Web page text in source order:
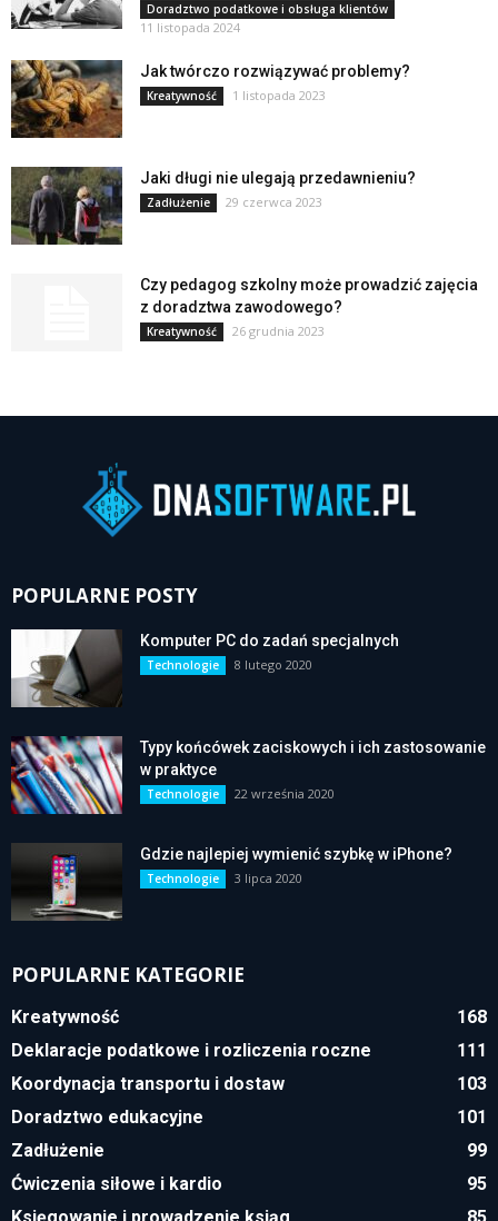
Doradztwo podatkowe i obsługa klientów
11 listopada 2024
Jak twórczo rozwiązywać problemy?
Kreatywność 1 listopada 2023
Jaki długi nie ulegają przedawnieniu?
Zadłużenie 29 czerwca 2023
Czy pedagog szkolny może prowadzić zajęcia
z doradztwa zawodowego?
Kreatywność 26 grudnia 2023
POPULARNE POSTY
Komputer PC do zadań specjalnych
Technologie 8 lutego 2020
Typy końcówek zaciskowych i ich zastosowanie
w praktyce
Technologie 22 września 2020
Gdzie najlepiej wymienić szybkę w iPhone?
Technologie 3 lipca 2020
POPULARNE KATEGORIE
Kreatywność
168
Deklaracje podatkowe i rozliczenia roczne
111
Koordynacja transportu i dostaw
103
Doradztwo edukacyjne
101
Zadłużenie
99
Ćwiczenia siłowe i kardio
95